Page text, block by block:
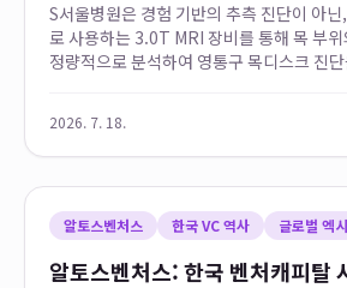
S서울병원은 경험 기반의 추측 진단이 아
로 사용하는 3.0T MRI 장비를 통해 목 부
정량적으로 분석하여 영통구 목디스크 진
2026. 7. 18.
알토스벤처스 한국 VC 역사 글로벌 엑
알토스벤처스: 한국 벤처캐피탈